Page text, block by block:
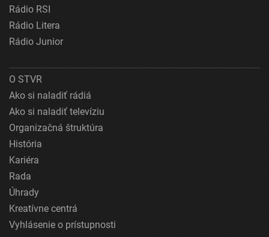
Rádio RSI
Rádio Litera
Rádio Junior
O STVR
Ako si naladiť rádiá
Ako si naladiť televíziu
Organizačná štruktúra
História
Kariéra
Rada
Úhrady
Kreatívne centrá
Vyhlásenie o prístupnosti